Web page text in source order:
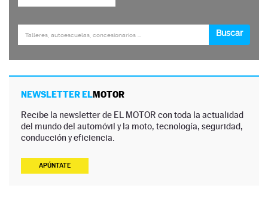
NEWSLETTER ELMOTOR
Recibe la newsletter de EL MOTOR con toda la actualidad
del mundo del automóvil y la moto, tecnología, seguridad,
conducción y eficiencia.
APÚNTATE